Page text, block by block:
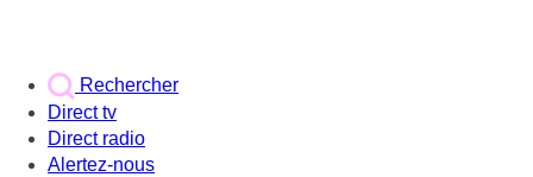
Rechercher
Direct tv
Direct radio
Alertez-nous